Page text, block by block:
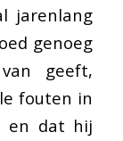
jarenlang
genoeg
geeft,
fouten in
en dat hij